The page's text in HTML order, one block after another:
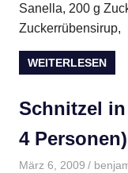
Sanella, 200 g
Zuckerrübensirup,
WEITERLESEN
Schnitzel
4 Personen)
März 6, 2009